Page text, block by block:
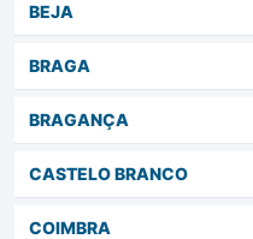
BEJA
BRAGA
BRAGANÇA
CASTELO BRANCO
COIMBRA